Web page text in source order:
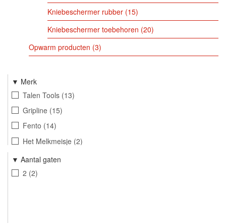
Kniebeschermer rubber 15
Kniebeschermer toebehoren 20
Opwarm producten 3
Merk
Talen Tools 13
Gripline 15
Fento 14
Het Melkmeisje 2
Stanley-Fatmax
Aantal gaten
2 2